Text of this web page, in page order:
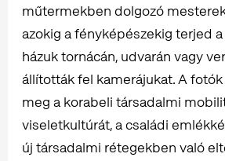
műtermekben dolgozó
azokig a fényképészekig terjed a
házuk tornácán, udvarán vagy
állították fel kamerájukat. A
meg a korabeli társadalmi
viseletkultúrát, a családi
új társadalmi rétegekben való